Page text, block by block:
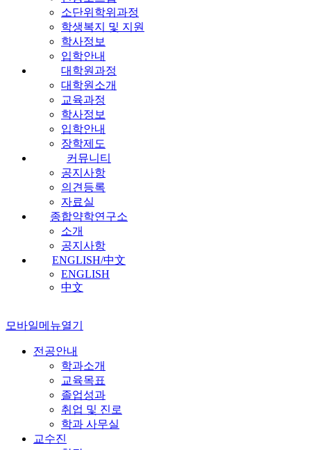
소단위학위과정
학생복지 및 지원
학사정보
입학안내
대학원과정
대학원소개
교육과정
학사정보
입학안내
장학제도
커뮤니티
공지사항
의견등록
자료실
종합약학연구소
소개
공지사항
ENGLISH/中文
ENGLISH
中文
모바일메뉴열기
전공안내
학과소개
교육목표
졸업성과
취업 및 진로
학과 사무실
교수진